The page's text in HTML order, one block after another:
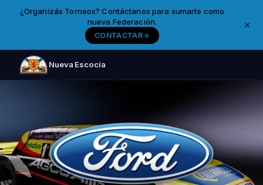
¿Organizás Torneos? Contáctanos para sumarte como
nueva Federación.
CONTACTAR
Nueva Escocia